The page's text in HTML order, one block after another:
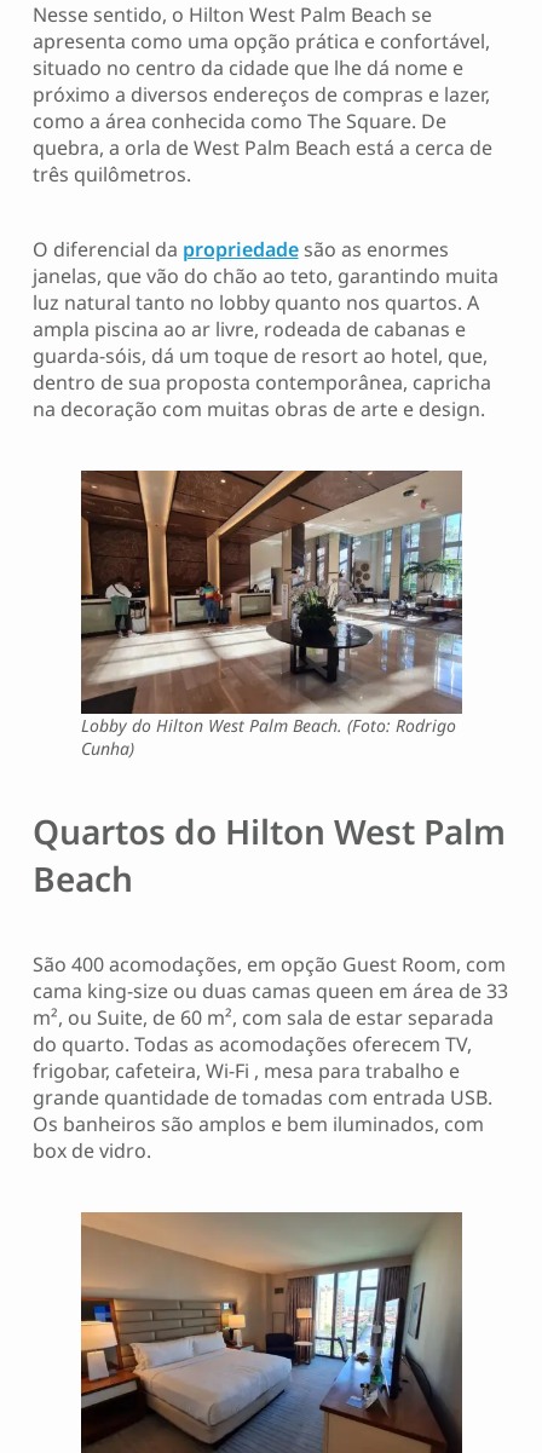
Nesse sentido, o Hilton West Palm Beach se
apresenta como uma opção prática e confortável,
situado no centro da cidade que lhe dá nome e
próximo a diversos endereços de compras e lazer,
como a área conhecida como The Square. De
quebra, a orla de West Palm Beach está a cerca de
três quilômetros.
O diferencial da propriedadesão as enormes
janelas, que vão do chão ao teto, garantindo muita
luz natural tanto no lobby quanto nos quartos. A
ampla piscina ao ar livre, rodeada de cabanas e
guarda-sóis, dá um toque de resort ao hotel, que,
dentro de sua proposta contemporânea, capricha
na decoração com muitas obras de arte e design.
Lobby do Hilton West Palm Beach. (Foto: Rodrigo
Cunha)
Quartos do Hilton West Palm
Beach
São 400 acomodações, em opção Guest Room, com
cama king-size ou duas camas queen em área de 33
m², ou Suite, de 60 m², com sala de estar separada
do quarto. Todas as acomodações oferecem TV,
frigobar, cafeteira, Wi-Fi , mesa para trabalho e
grande quantidade de tomadas com entrada USB.
Os banheiros são amplos e bem iluminados, com
box de vidro.